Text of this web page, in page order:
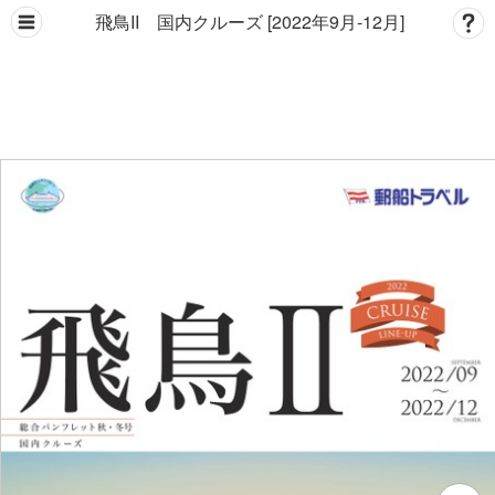
飛鳥II 国内クルーズ [2022年9月-12月]